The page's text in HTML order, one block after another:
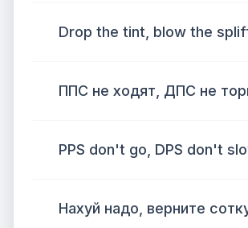
Drop the tint, blow the
ППС не ходят, ДПС не
PPS don't go, DPS don't
Нахуй надо, верните